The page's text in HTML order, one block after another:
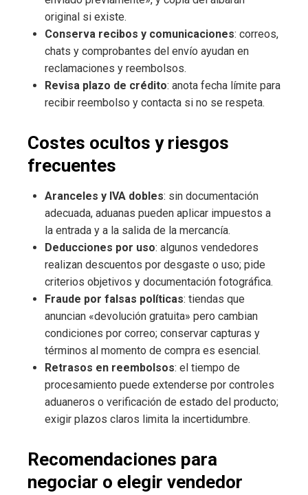
original si existe.
Conserva recibos y comunicaciones: correos,
chats y comprobantes del envío ayudan en
reclamaciones y reembolsos.
Revisa plazo de crédito: anota fecha límite para
recibir reembolso y contacta si no se respeta.
Costes ocultos y riesgos
frecuentes
Aranceles y IVA dobles: sin documentación
adecuada, aduanas pueden aplicar impuestos a
la entrada y a la salida de la mercancía.
Deducciones por uso: algunos vendedores
realizan descuentos por desgaste o uso; pide
criterios objetivos y documentación fotográfica.
Fraude por falsas políticas: tiendas que
anuncian «devolución gratuita» pero cambian
condiciones por correo; conservar capturas y
términos al momento de compra es esencial.
Retrasos en reembolsos: el tiempo de
procesamiento puede extenderse por controles
aduaneros o verificación de estado del producto;
exigir plazos claros limita la incertidumbre.
Recomendaciones para
negociar o elegir vendedor